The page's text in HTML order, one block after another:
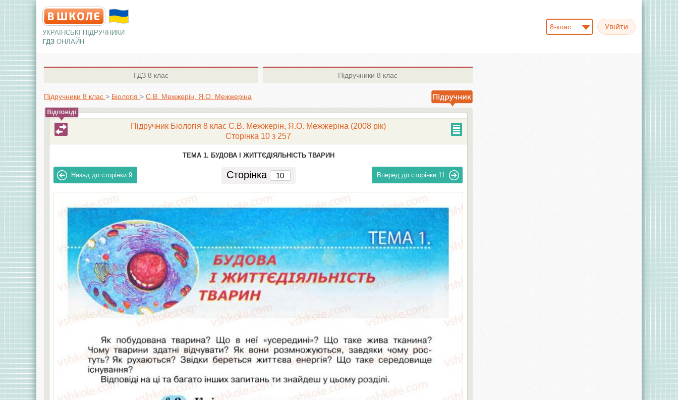
УКРАЇНСЬКІ ПІДРУЧНИКИ
ГДЗ ОНЛАЙН
8-клас
ГДЗ 8 клас Підручники 8 клас
Підручники 8 клас > Біологія > С.В. Межжерін, Я.О. Межжеріна
Підручник Біологія 8 клас С.В. Межжерін, Я.О. Межжеріна (2008 рік)
Сторінка 10 з 257
ТЕМА 1. БУДОВА І ЖИТТЄДІЯЛЬНІСТЬ ТВАРИН
Назад до сторінки 9 Сторінка Вперед до сторінки 11